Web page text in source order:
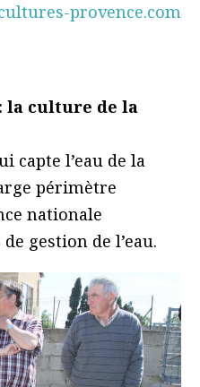
provence.com
la culture de la
capte l’eau de la
périmètre
nationale
gestion de l’eau.